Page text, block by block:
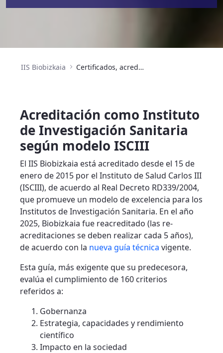
IIS Biobizkaia Certificados, acreditaciones y RRI
Acreditación como Instituto
de Investigación Sanitaria
según modelo ISCIII
El IIS Biobizkaia está acreditado desde el 15 de
enero de 2015 por el Instituto de Salud Carlos III
(ISCIII), de acuerdo al Real Decreto RD339/2004,
que promueve un modelo de excelencia para los
Institutos de Investigación Sanitaria. En el año
2025, Biobizkaia fue reacreditado (las re-
acreditaciones se deben realizar cada 5 años),
de acuerdo con la nueva guía técnica vigente.
Esta guía, más exigente que su predecesora,
evalúa el cumplimiento de 160 criterios
referidos a:
Gobernanza
Estrategia, capacidades y rendimiento
científico
Impacto en la sociedad